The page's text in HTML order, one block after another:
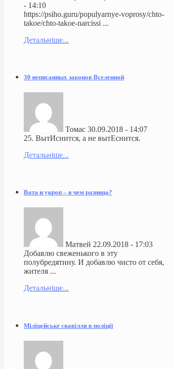
- 14:10
https://psiho.guru/populyarnye-voprosy/chto-
takoe/chto-takoe-narcissi ...
Детальніше...
30 неписанных законов Вселенной
Томас 30.09.2018 - 14:07
25. ВытИснится, а не вытЕснится.
Детальніше...
Вата и укроп – в чем разница?
Матвей 22.09.2018 - 17:03
Добавлю свеженького в эту
полубредятину. И добавлю чисто от себя,
жителя ...
Детальніше...
Міліцейське свавілля в поліції